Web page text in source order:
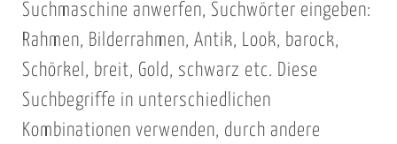
Suchmaschine anwerfen, Suchwörter eingeben:
Rahmen, Bilderrahmen, Antik, Look, barock,
Schörkel, breit, Gold, schwarz etc. Diese
Suchbegriffe in unterschiedlichen
Kombinationen verwenden, durch andere